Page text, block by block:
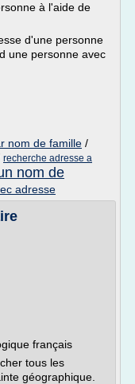
à l'aide de
d'une personne
une personne avec
nom de famille /
recherche adresse a
nom de
adresse
français
tous les
géographique.